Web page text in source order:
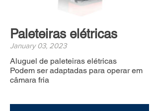
Paleteiras elétricas
January 03, 2023
Aluguel de paleteiras elétricas
Podem ser adaptadas para operar em
câmara fria